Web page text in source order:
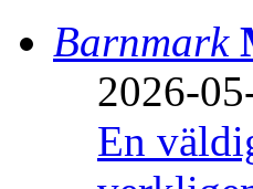
Barnmark
2026-
En